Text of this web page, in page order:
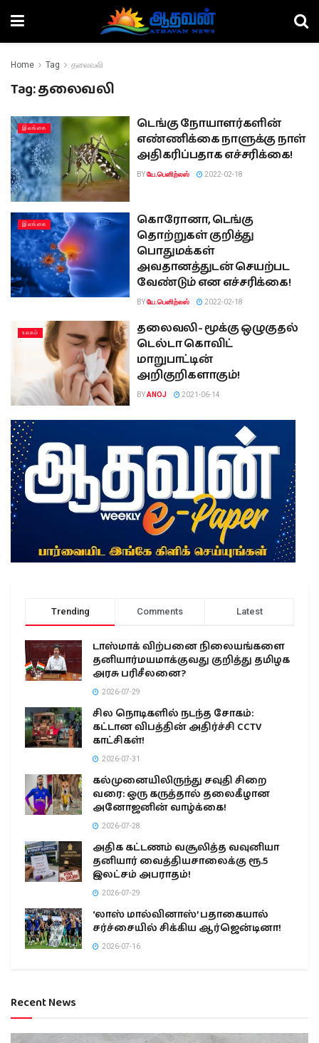
Home Tag தலைவலி
Tag:தலைவலி
இலங்கை
டெங்கு நோயாளர்களின்
எண்ணிக்கை நாளுக்கு நாள்
அதிகரிப்பதாக எச்சரிக்கை!
BYயே.பெனிற்லஸ் 2022-02-18
இலங்கை
கொரோனா, டெங்கு
தொற்றுகள் குறித்து
பொதுமக்கள்
அவதானத்துடன் செயற்பட
வேண்டும் என எச்சரிக்கை!
BYயே.பெனிற்லஸ் 2022-02-18
உலகம்
தலைவலி- மூக்கு ஒழுகுதல்
டெல்டா கொவிட்
மாறுபாட்டின்
அறிகுறிகளாகும்!
BYANOJ 2021-06-14
Trending Comments Latest
டாஸ்மாக் விற்பனை நிலையங்களை
தனியார்மயமாக்குவது குறித்து தமிழக
அரசு பரிசீலனை?
2026-07-29
சில நொடிகளில் நடந்த சோகம்:
கட்டான விபத்தின் அதிர்ச்சி CCTV
காட்சிகள்!
2026-07-31
கல்முனையிலிருந்து சவுதி சிறை
வரை: ஒரு கருத்தால் தலைகீழான
அனோஜனின் வாழ்க்கை!
2026-07-28
அதிக கட்டணம் வசூலித்த வவுனியா
தனியார் வைத்தியசாலைக்கு ரூ.5
இலட்சம் அபராதம்!
2026-07-29
‘லாஸ் மால்வினாஸ்’ பதாகையால்
சர்ச்சையில் சிக்கிய ஆர்ஜென்டினா!
2026-07-16
Recent News